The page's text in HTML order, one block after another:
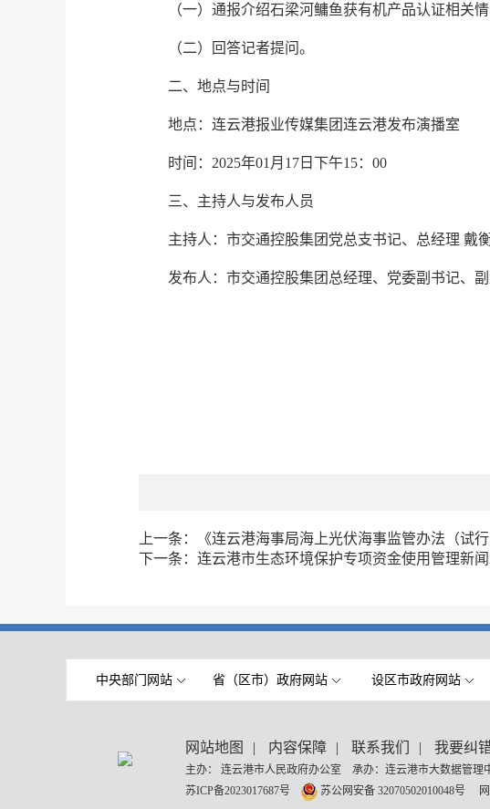
（一）通报介绍石梁河鳙鱼获有机产品认证相关情
（二）回答记者提问。
二、地点与时间
地点：连云港报业传媒集团连云港发布演播室
时间：2025年01月17日下午15：00
三、主持人与发布人员
主持人：市交通控股集团党总支书记、总经理 戴
发布人：市交通控股集团总经理、党委副书记、
上一条：
《连云港海事局海上光伏海事监管办法（试
下一条： 连云港市生态环境保护专项资金使用管理新
中央部门网站 省（区市）政府网站 设区市政府网站
网站地图 | 内容保障 | 联系我们 | 我要纠
主办： 连云港市人民政府办公室 承办：连云港市大数据管
苏ICP备2023017687号
苏公网安备 32070502010048号 网